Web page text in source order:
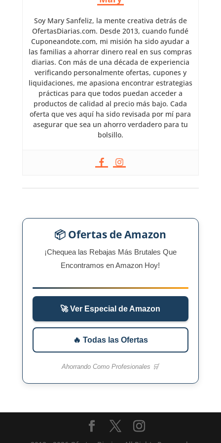
Soy Mary Sanfeliz, la mente creativa detrás de
OfertasDiarias.com. Desde 2013, cuando fundé
Cuponeandote.com, mi misión ha sido ayudar a
las familias a ahorrar dinero real en sus compras
diarias. Con más de una década de experiencia
verificando personalmente ofertas, cupones y
liquidaciones, me apasiona encontrar estrategias
prácticas para que todos puedan acceder a
productos de calidad al precio más bajo. Cada
oferta que ves aquí ha sido revisada por mí para
asegurar que sea un ahorro verdadero para tu
bolsillo.
📦 Ofertas de Amazon
¡Chequea las Rebajas Más Brutales Que
Encontramos en Amazon Hoy!
🚀 Ver Especial de Amazon
🔥 Todas las Ofertas
Ahorrando Como Profesionales 🛒